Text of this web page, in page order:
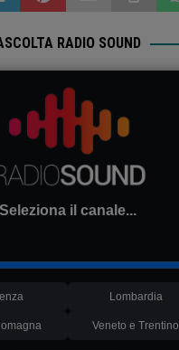
RADIO SOUND
Seleziona il canale...
Lombardia
Veneto e Trentino